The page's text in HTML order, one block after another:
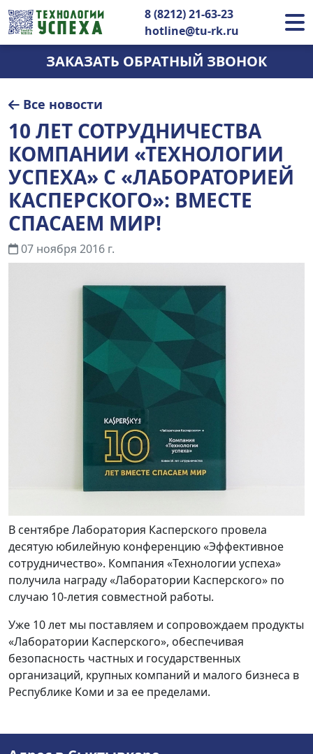
8 (8212) 21-63-23
hotline@tu-rk.ru
ЗАКАЗАТЬ ОБРАТНЫЙ ЗВОНОК
10 ЛЕТ СОТРУДНИЧЕСТВА
КОМПАНИИ «ТЕХНОЛОГИИ
УСПЕХА» С «ЛАБОРАТОРИЕЙ
КАСПЕРСКОГО»: ВМЕСТЕ
СПАСАЕМ МИР!
Все новости
07 ноября 2016 г.
В сентябре Лаборатория Касперского провела
десятую юбилейную конференцию «Эффективное
сотрудничество». Компания «Технологии успеха»
получила награду «Лаборатории Касперского» по
случаю 10-летия совместной работы.
Уже 10 лет мы поставляем и сопровождаем продукты
«Лаборатории Касперского», обеспечивая
безопасность частных и государственных
организаций, крупных компаний и малого бизнеса в
Республике Коми и за ее пределами.